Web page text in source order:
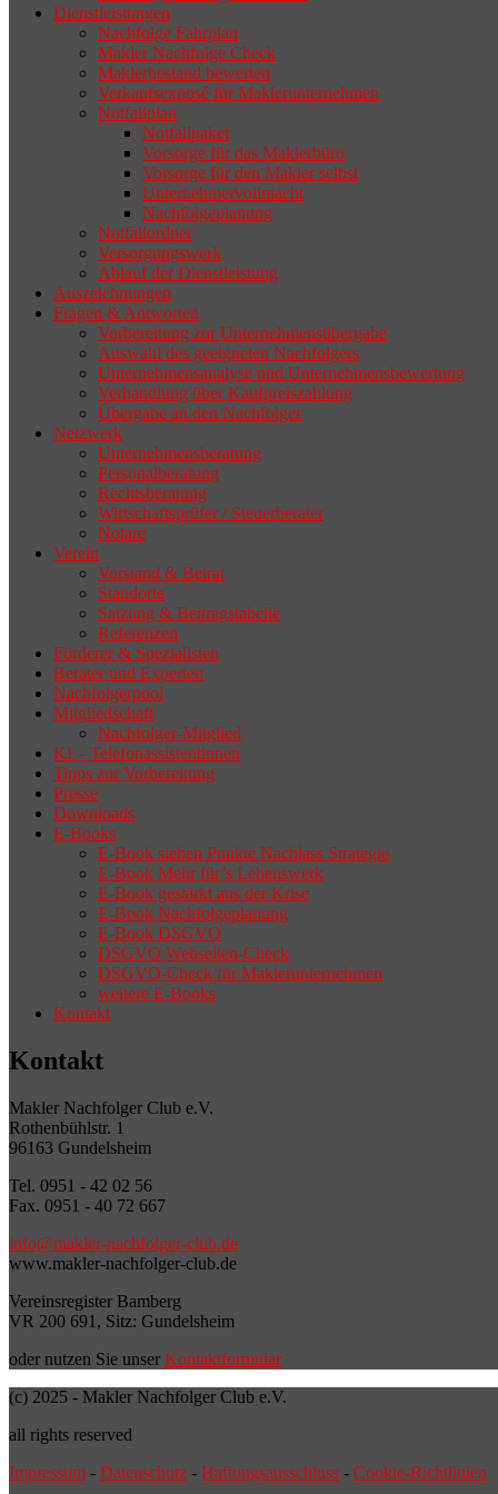
selten die Geschäftsaufgabe.
Dienstleistungen
Nachfolge Fahrplan
Makler Nachfolge Check
Maklerbestand bewerten
Verkaufsexposé für Maklerunternehmen
Notfallplan
Notfallpaket
Vorsorge für das Maklerbüro
Vorsorge für den Makler selbst
Unternehmervollmacht
Nachfolgeplanung
Notfallordner
Versorgungswerk
Ablauf der Dienstleistung
Auszeichnungen
Fragen & Antworten
Vorbereitung zur Unternehmensübergabe
Auswahl des geeigneten Nachfolgers
Unternehmensanalyse und Unternehmensbewertung
Verhandlung über Kaufpreiszahlung
Übergabe an den Nachfolger
Netzwerk
Unternehmensberatung
Personalberatung
Rechtsberatung
Wirtschaftsprüfer / Steuerberater
Notare
Verein
Vorstand & Beirat
Standorte
Satzung & Beitragstabelle
Referenzen
Förderer & Spezialisten
Berater und Experten
Nachfolgerpool
Mitgliedschaft
Nachfolger-Mitglied
KI – Telefonassistentinnen
Tipps zur Vorbereitung
Presse
Downloads
E-Books
E-Book sieben Punkte Nachlass Strategie
E-Book Mehr für’s Lebenswerk
E-Book gestärkt aus der Krise
E-Book Nachfolgeplanung
E-Book DSGVO
DSGVO Webseiten-Check
DSGVO-Check für Maklerunternehmen
weitere E-Books
Kontakt
Kontakt
Makler Nachfolger Club e.V.
Rothenbühlstr. 1
96163 Gundelsheim
Tel. 0951 - 42 02 56
Fax. 0951 - 40 72 667
info@makler-nachfolger-club.de
www.makler-nachfolger-club.de
Vereinsregister Bamberg
VR 200 691, Sitz: Gundelsheim
oder nutzen Sie unser Kontaktformular
(c) 2025 - Makler Nachfolger Club e.V.
all rights reserved
Impressum - Datenschutz - Haftungsausschluss - Cookie-Richtlinien